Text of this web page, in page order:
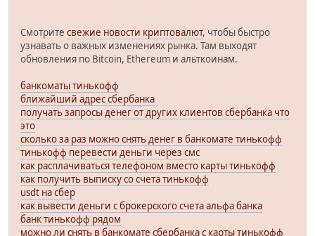
Смотрите свежие новости криптовалют, чтобы быстро
узнавать о важных изменениях рынка. Там выходят
обновления по Bitcoin, Ethereum и альткоинам.
банкоматы тинькофф
ближайший адрес сбербанка
получать запросы денег от других клиентов сбербанка что
это
сколько за раз можно снять денег в банкомате тинькофф
тинькофф перевести деньги через смс
как расплачиваться телефоном вместо карты тинькофф
как получить выписку со счета тинькофф
usdt на сбер
как вывести деньги с брокерского счета альфа банка
банк тинькофф рядом
можно ли снять в банкомате сбербанка с карты тинькофф